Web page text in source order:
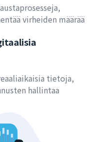
virheiden määrää
tietoja,
hallintaa